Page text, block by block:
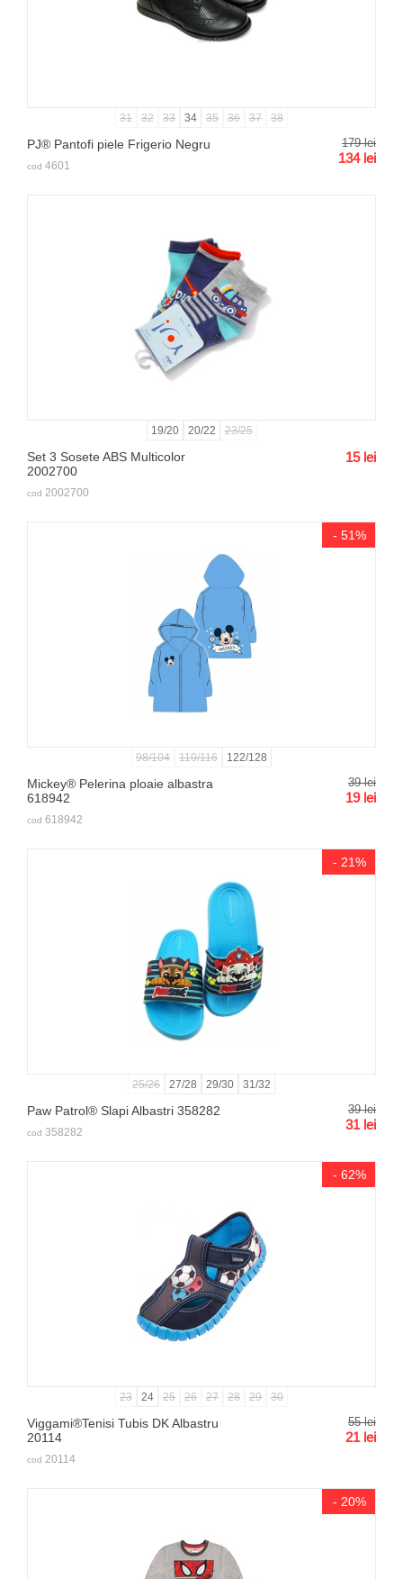
31 32 33 34 35 36 37 38
PJ® Pantofi piele Frigerio Negru 179 lei
134 lei
cod 4601
19/20 20/22 23/25
Set 3 Sosete ABS Multicolor
2002700
15 lei
cod 2002700
- 51%
98/104 110/116 122/128
Mickey® Pelerina ploaie albastra
618942
39 lei
19 lei
cod 618942
- 21%
25/26 27/28 29/30 31/32
Paw Patrol® Slapi Albastri 358282 39 lei
31 lei
cod 358282
- 62%
23 24 25 26 27 28 29 30
Viggami®Tenisi Tubis DK Albastru
20114
55 lei
21 lei
cod 20114
- 20%